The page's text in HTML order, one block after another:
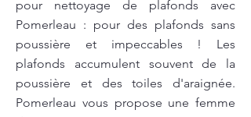
pour nettoyage de plafonds avec
Pomerleau : pour des plafonds sans
poussière et impeccables ! Les
plafonds accumulent souvent de la
poussière et des toiles d'araignée.
Pomerleau vous propose une femme